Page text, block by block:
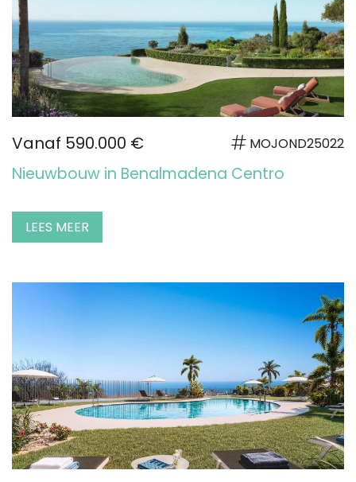
Vanaf 590.000 € MOJOND25022
Nieuwbouw in Benalmadena Centro
LEES MEER